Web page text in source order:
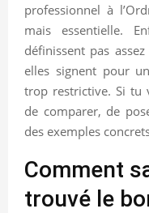
professionnel à
mais essentielle.
définissent pas
elles signent pour
trop restrictive. Si tu
de comparer, de
des exemples
Comment
trouvé le